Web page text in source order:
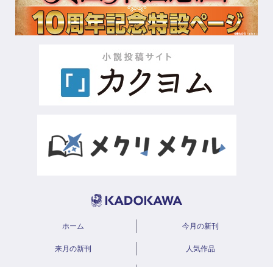
ホーム 今月の新刊
来月の新刊 人気作品